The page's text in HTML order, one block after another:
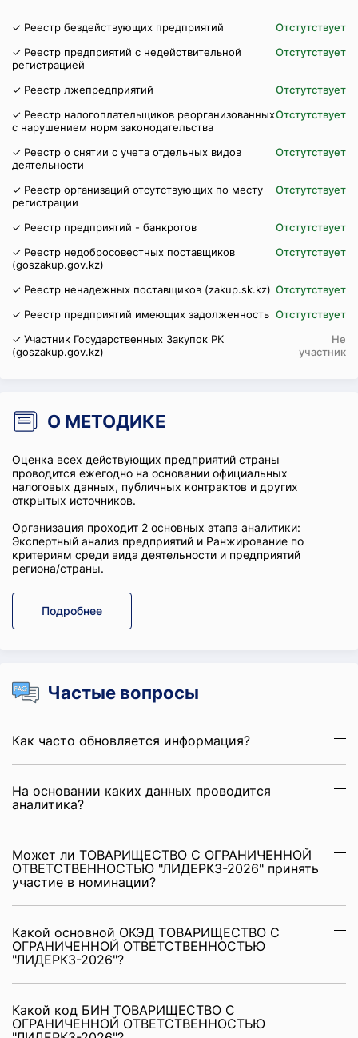
✓ Реестр бездействующих предприятий
Отстутствует
✓ Реестр предприятий с недействительной
регистрацией
Отстутствует
✓ Реестр лжепредприятий
Отстутствует
✓ Реестр налогоплательщиков реорганизованных
с нарушением норм законодательства
Отстутствует
✓ Реестр о снятии с учета отдельных видов
деятельности
Отстутствует
✓ Реестр организаций отсутствующих по месту
регистрации
Отстутствует
✓ Реестр предприятий - банкротов
Отстутствует
✓ Реестр недобросовестных поставщиков
(goszakup.gov.kz)
Отстутствует
✓ Реестр ненадежных поставщиков (zakup.sk.kz) Отстутствует
✓ Реестр предприятий имеющих задолженность Отстутствует
✓ Участник Государственных Закупок РК
(goszakup.gov.kz)
Не
участник
О МЕТОДИКЕ
Оценка всех действующих предприятий страны
проводится ежегодно на основании официальных
налоговых данных, публичных контрактов и других
открытых источников.
Организация проходит 2 основных этапа аналитики:
Экспертный анализ предприятий и Ранжирование по
критериям среди вида деятельности и предприятий
региона/страны.
Подробнее
Частые вопросы
Как часто обновляется информация?
На основании каких данных проводится
аналитика?
Может ли ТОВАРИЩЕСТВО С ОГРАНИЧЕННОЙ
ОТВЕТСТВЕННОСТЬЮ "ЛИДЕРКЗ-2026" принять
участие в номинации?
Какой основной ОКЭД ТОВАРИЩЕСТВО С
ОГРАНИЧЕННОЙ ОТВЕТСТВЕННОСТЬЮ
"ЛИДЕРКЗ-2026"?
Какой код БИН ТОВАРИЩЕСТВО С
ОГРАНИЧЕННОЙ ОТВЕТСТВЕННОСТЬЮ